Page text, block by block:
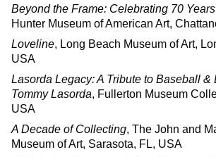
Beyond the Frame: Celebrating 70
Hunter Museum of American Art,
Loveline, Long Beach Museum of Art,
USA
Lasorda Legacy: A Tribute to Baseball &
Tommy Lasorda, Fullerton Museum
USA
A Decade of Collecting, The John and
Museum of Art, Sarasota, FL, USA